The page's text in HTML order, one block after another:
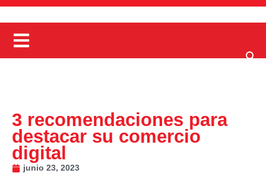
3 recomendaciones para
destacar su comercio
digital
junio 23, 2023